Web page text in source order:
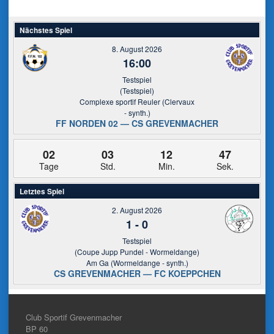
Nächstes Spiel
8. August 2026
16:00
Testspiel
(Testspiel)
Complexe sportif Reuler (Clervaux
- synth.)
FF NORDEN 02 — CS GREVENMACHER
02
Tage
03
Std.
12
Min.
47
Sek.
Letztes Spiel
2. August 2026
1 -0
Testspiel
(Coupe Jupp Pundel - Wormeldange)
Am Ga (Wormeldange - synth.)
CS GREVENMACHER — FC KOEPPCHEN
Club Sportif Grevenmacher
BP 60